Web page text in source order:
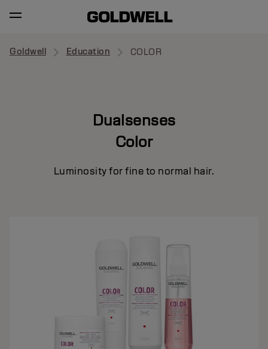
Goldwell Education COLOR
Dualsenses
Color
Luminosity for fine to normal hair.